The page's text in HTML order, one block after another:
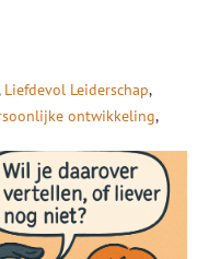
Liefdevol Leiderschap
ontwikkeling